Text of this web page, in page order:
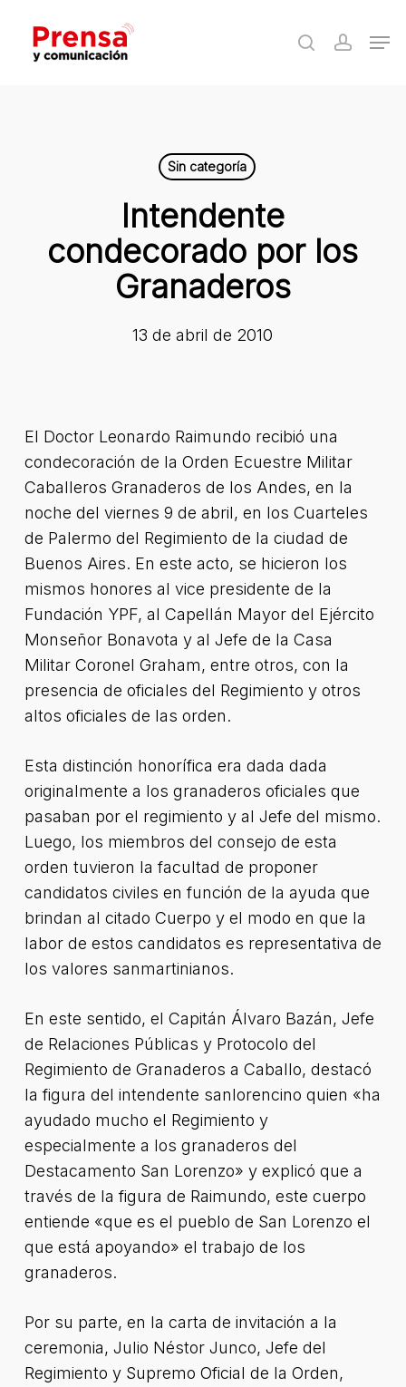
main
search
Sin categoría
Intendente
condecorado por los
Granaderos
13 de abril de 2010
El Doctor Leonardo Raimundo recibió una
condecoración de la Orden Ecuestre Militar
Caballeros Granaderos de los Andes, en la
noche del viernes 9 de abril, en los Cuarteles
de Palermo del Regimiento de la ciudad de
Buenos Aires. En este acto, se hicieron los
mismos honores al vice presidente de la
Fundación YPF, al Capellán Mayor del Ejército
Monseñor Bonavota y al Jefe de la Casa
Militar Coronel Graham, entre otros, con la
presencia de oficiales del Regimiento y otros
altos oficiales de las orden.
Esta distinción honorífica era dada dada
originalmente a los granaderos oficiales que
pasaban por el regimiento y al Jefe del mismo.
Luego, los miembros del consejo de esta
orden tuvieron la facultad de proponer
candidatos civiles en función de la ayuda que
brindan al citado Cuerpo y el modo en que la
labor de estos candidatos es representativa de
los valores sanmartinianos.
En este sentido, el Capitán Álvaro Bazán, Jefe
de Relaciones Públicas y Protocolo del
Regimiento de Granaderos a Caballo, destacó
la figura del intendente sanlorencino quien «ha
ayudado mucho el Regimiento y
especialmente a los granaderos del
Destacamento San Lorenzo» y explicó que a
través de la figura de Raimundo, este cuerpo
entiende «que es el pueblo de San Lorenzo el
que está apoyando» el trabajo de los
granaderos.
Por su parte, en la carta de invitación a la
ceremonia, Julio Néstor Junco, Jefe del
Regimiento y Supremo Oficial de la Orden,